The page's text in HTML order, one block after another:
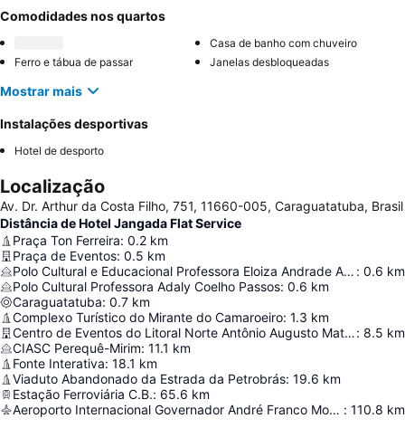
Comodidades nos quartos
Casa de banho com chuveiro
Ferro e tábua de passar
Janelas desbloqueadas
Mostrar mais
Instalações desportivas
Hotel de desporto
Localização
Av. Dr. Arthur da Costa Filho, 751, 11660-005, Caraguatatuba, Brasil
Distância de Hotel Jangada Flat Service
Praça Ton Ferreira: 0.2 km
Praça de Eventos: 0.5 km
Polo Cultural e Educacional Professora Eloiza Andrade Antunes : 0.6 km
Polo Cultural Professora Adaly Coelho Passos: 0.6 km
Caraguatatuba: 0.7 km
Complexo Turístico do Mirante do Camaroeiro: 1.3 km
Centro de Eventos do Litoral Norte Antônio Augusto Matheus: 8.5 km
CIASC Perequê-Mirim: 11.1 km
Fonte Interativa: 18.1 km
Viaduto Abandonado da Estrada da Petrobrás: 19.6 km
Estação Ferroviária C.B.: 65.6 km
Aeroporto Internacional Governador André Franco Montoro : 110.8 km